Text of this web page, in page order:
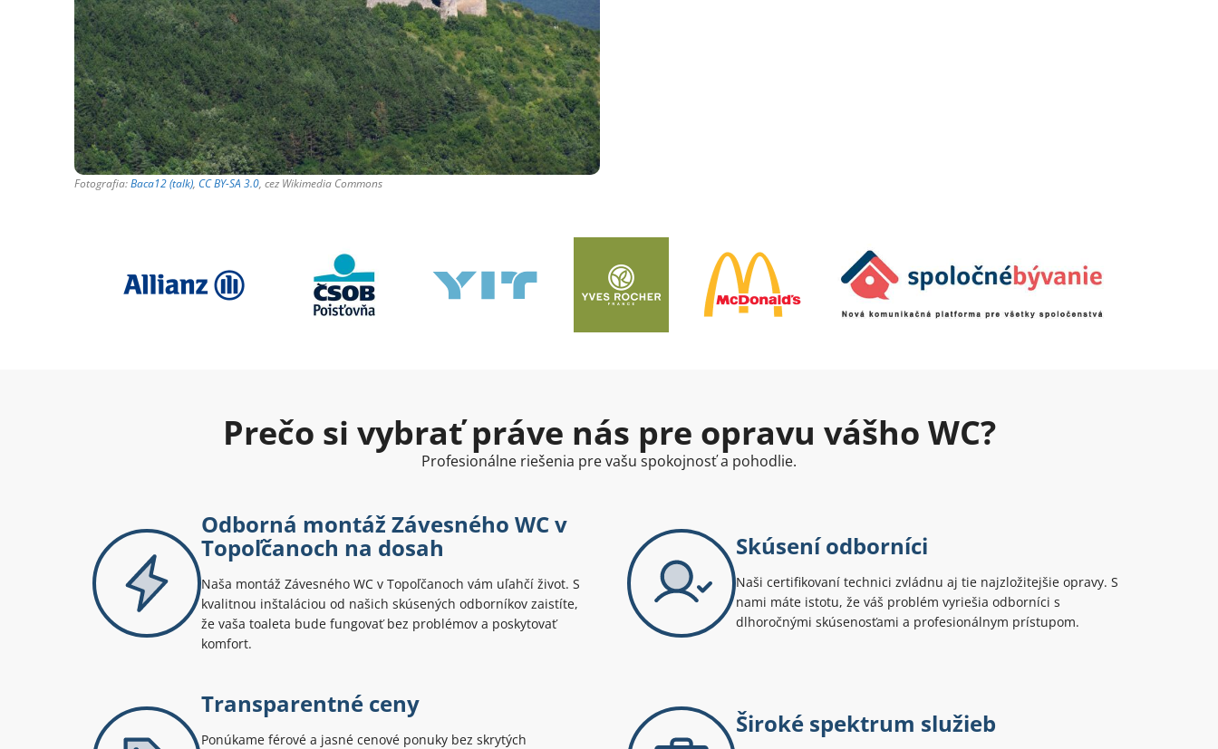
Fotografia:Baca12 (talk), CC BY-SA 3.0, cez Wikimedia Commons
Prečo si vybrať práve nás pre opravu vášho WC?
Profesionálne riešenia pre vašu spokojnosť a pohodlie.
Odborná montáž Závesného WC v
Topoľčanoch na dosah
Naša montáž Závesného WC v Topoľčanoch vám uľahčí život. S
kvalitnou inštaláciou od našich skúsených odborníkov zaistíte,
že vaša toaleta bude fungovať bez problémov a poskytovať
komfort.
Skúsení odborníci
Naši certifikovaní technici zvládnu aj tie najzložitejšie opravy. S
nami máte istotu, že váš problém vyriešia odborníci s
dlhoročnými skúsenosťami a profesionálnym prístupom.
Transparentné ceny
Ponúkame férové a jasné cenové ponuky bez skrytých
Široké spektrum služieb